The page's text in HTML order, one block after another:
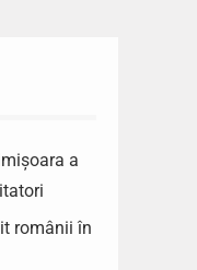
a
românii în